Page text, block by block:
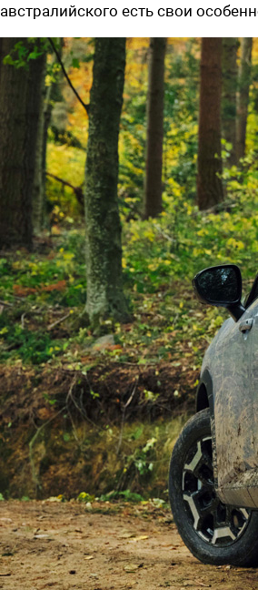
австралийского есть свои